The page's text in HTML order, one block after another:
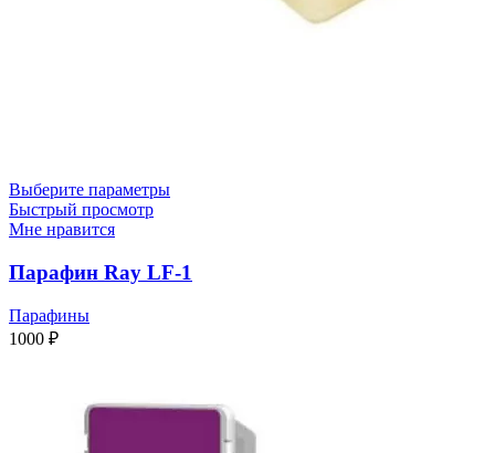
Выберите параметры
Быстрый просмотр
Мне нравится
Парафин Ray LF-1
Парафины
1000 ₽